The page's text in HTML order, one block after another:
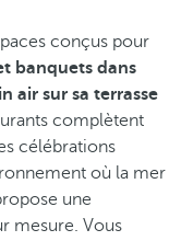
conçus pour
banquets dans
air sur sa terrasse
complètent
célébrations
où la mer
une
mesure. Vous